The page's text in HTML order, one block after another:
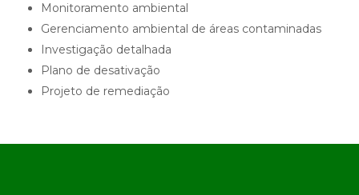
monitoramento ambiental
gerenciamento ambiental de áreas contaminadas
investigação detalhada
plano de desativação
projeto de remediação